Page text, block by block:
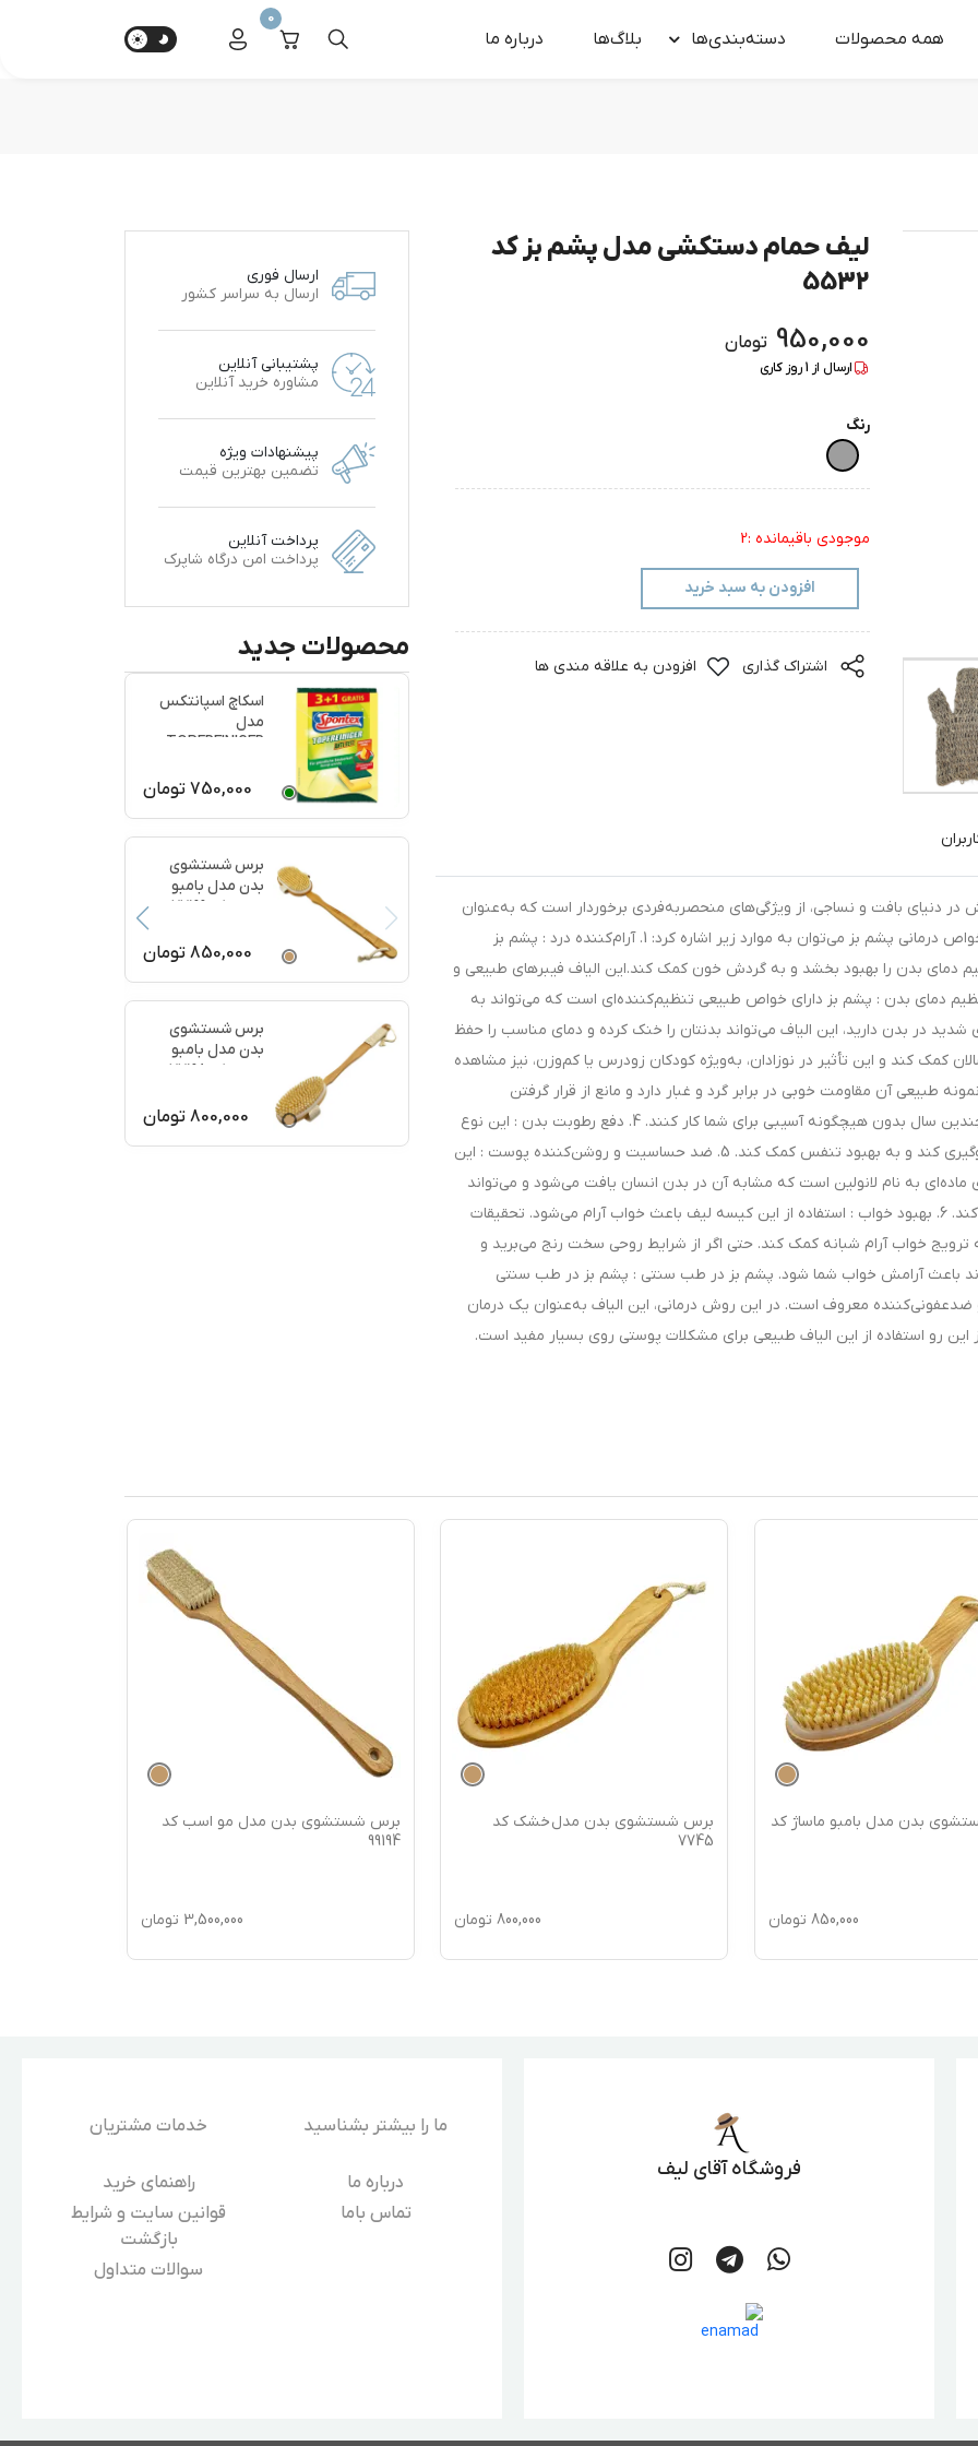
همه محصولات دسته‌بندی‌ها بلاگ‌ها درباره‌ ما
0
لیف حمام دستکشی مدل پشم بز کد
5532
950,000 تومان
ارسال از 1روز کاری
رنگ
موجودی باقیمانده :2
افزودن به سبد خرید
اشتراک گذاری افزودن به علاقه مندی ها
در دنیای بافت و نساجی، از ویژگی‌های منحصربه‌فردی برخوردار است که به‌عنوان
خواص درمانی پشم بز مورد توجه قرار می‌گیرد. از جمله خواص درمانی پشم بز می‌توان به موارد زیر اشاره کرد: 1. آرام‌کننده درد : پشم بز
دمای بدن را بهبود بخشد و به گردش خون کمک کند.این الیاف فیبرهای طبیعی و
هستند که به تقویت بدن کمک می‌کنند. 2. تنظیم دمای بدن : پشم بز دارای خواص طبیعی تنظیم‌کننده‌ای است که می‌تواند به
در بدن دارید، این الیاف می‌تواند بدنتان را خنک کرده و دمای مناسب را حفظ
کمک کند و این تأثیر در نوزادان، به‌ویژه کودکان زودرس یا کم‌وزن، نیز مشاهده
: نمونه طبیعی آن مقاومت خوبی در برابر گرد و غبار دارد و مانع از قرار گرفتن
میکروب‌ها روی این الیاف می‌گردد.. این الیاف می‌توانند چندین سال بدون هیچگونه آسیبی برای شما کار کنند. 4. دفع رطوبت بدن : این نوع
پشم می‌تواند رطوبت را خارج کرده و از رشد باکتری‌ها جلوگیری کند و به بهبود تنفس کمک کند. 5. ضد حساسیت و روشن‌کننده پوست : این
به نام لانولین است که مشابه آن در بدن انسان یافت می‌شود و می‌تواند
به کاهش خستگی و بیماری‌های پوستی مانند اگزما کمک کند. 6. بهبود خواب : استفاده از این کیسه لیف باعث خواب آرام می‌شود. تحقیقات
خواب آرام شبانه کمک کند. حتی اگر از شرایط روحی سخت رنج می‌برید و
باعث آرامش خواب شما شود. پشم بز در طب سنتی : پشم بز در طب سنتی
معروف است. در این روش درمانی، این الیاف به‌عنوان یک درمان
رو استفاده از این الیاف طبیعی برای مشکلات پوستی روی بسیار مفید است.
ارسال فوری
ارسال به سراسر کشور
پشتیبانی آنلاین
مشاوره خرید آنلاین
پیشنهادات ویژه
تضمین بهترین قیمت
پرداخت آنلاین
پرداخت امن درگاه شاپرک
محصولات جدید
اسکاچ اسپانتکس
مدل
TOPFREINIGER
750,000 تومان
برس شستشوی
بدن مدل بامبو
ماساژ کد 77199
850,000 تومان
برس شستشوی
بدن مدل بامبو
ماساژ کد 77198
800,000 تومان
بدن مدل بامبو ماساژ کد
850,000 تومان
برس شستشوی بدن مدل خشک کد
7745
800,000 تومان
برس شستشوی بدن مدل مو اسب کد
99194
3,500,000 تومان
فروشگاه آقای لیف
ما را بیشتر بشناسید
درباره‌ ما
تماس باما
خدمات مشتریان
راهنمای خرید
قوانین سایت و شرایط
بازگشت
سوالات متداول